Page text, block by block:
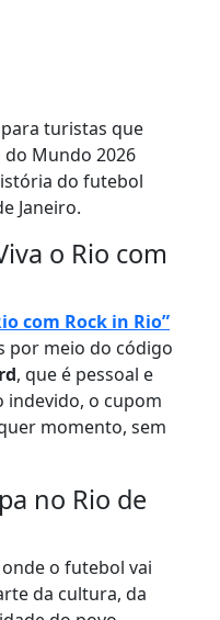
para turistas que
do Mundo 2026
do futebol
Janeiro.
o Rio com
com Rock in Rio”
por meio do código
, que é pessoal e
indevido, o cupom
momento, sem
no Rio de
o futebol vai
da cultura, da